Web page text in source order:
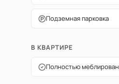
Подземная парковка
В КВАРТИРЕ
Полностью меблирован